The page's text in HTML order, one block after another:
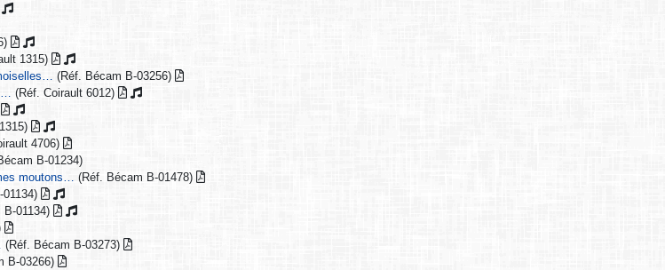
1315)
(Réf. Bécam B-03256)
(Réf. Coirault 6012)
4706)
B-01234)
moutons…
(Réf. Bécam B-01478)
01134)
(Réf. Bécam B-03273)
B-03266)